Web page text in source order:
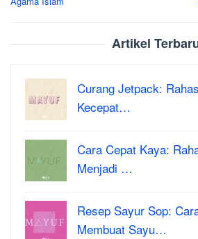
Artikel
Curang Jetpack:
Kecepat…
Cara Cepat Kaya:
Menjadi …
Resep Sayur Sop:
Membuat Sayu…